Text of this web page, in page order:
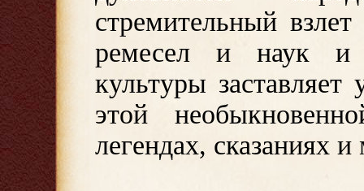
стремительный
ремесел и наук и
культуры
этой
легендах, сказаниях